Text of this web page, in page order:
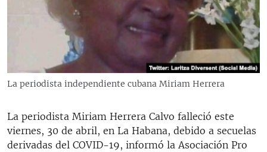
RADIO MARTÍ
ESPECIALES
LA REALIDAD DE LA VIVIENDA EN CUBA
KENTU-CUBANO
LOS SANTOS DE HIALEAH
EDITORIALES
La periodista independiente cubana Miriam Herrera
La periodista Miriam Herrera Calvo falleció este
viernes, 30 de abril, en La Habana, debido a secuelas
derivadas del COVID-19, informó la Asociación Pro